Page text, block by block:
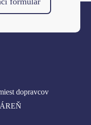
dopravcov